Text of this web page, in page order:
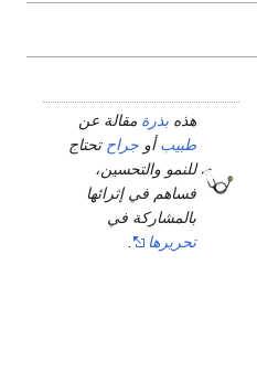
هذه بذرة مقالة عن
طبيب أو جراح تحتاج
للنمو والتحسين،
فساهم في إثرائها
بالمشاركة في
تحريرها